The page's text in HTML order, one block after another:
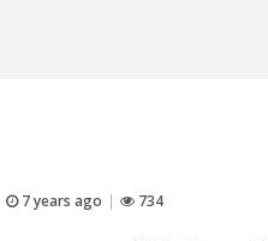
7 years ago 734